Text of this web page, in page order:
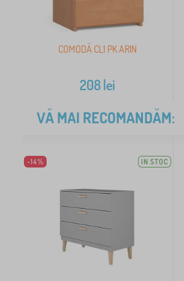
COMODĂ CL1 PK ARIN
208lei
VĂ MAI RECOMANDĂM:
-14% IN STOC